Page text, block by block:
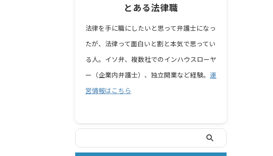
とある法律職
法律を手に職にしたいと思って弁護士になっ
たが、法律って面白いと割と本気で思ってい
る人。イソ弁、複数社でのインハウスローヤ
ー（企業内弁護士）、独立開業など経験。 運
営情報はこちら